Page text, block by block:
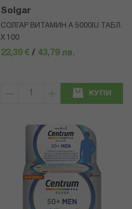
Solgar
СОЛГАР ВИТАМИН А 5000IU ТАБЛ.
X 100
22,39 € / 43,79 лв.
КУПИ